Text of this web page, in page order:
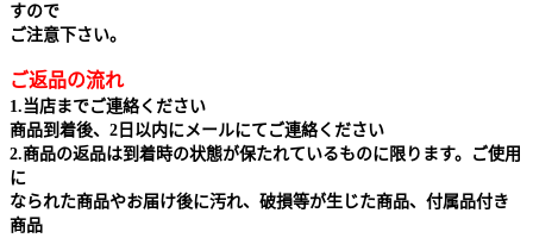
すので
ご注意下さい。
ご返品の流れ
1.当店までご連絡ください
商品到着後、2日以内にメールにてご連絡ください
2.商品の返品は到着時の状態が保たれているものに限ります。ご使用
に
なられた商品やお届け後に汚れ、破損等が生じた商品、付属品付き
商品